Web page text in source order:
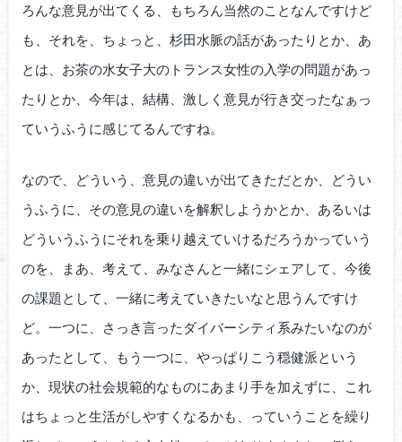
ろんな意見が出てくる、もちろん当然のことなんですけど
も、それを、ちょっと、杉田水脈の話があったりとか、あ
とは、お茶の水女子大のトランス女性の入学の問題があっ
たりとか、今年は、結構、激しく意見が行き交ったなぁっ
ていうふうに感じてるんですね。
なので、どういう、意見の違いが出てきただとか、どうい
うふうに、その意見の違いを解釈しようかとか、あるいは
どういうふうにそれを乗り越えていけるだろうかっていう
のを、まあ、考えて、みなさんと一緒にシェアして、今後
の課題として、一緒に考えていきたいなと思うんですけ
ど。一つに、さっき言ったダイバーシティ系みたいなのが
あったとして、もう一つに、やっぱりこう穏健派という
か、現状の社会規範的なものにあまり手を加えずに、これ
はちょっと生活がしやすくなるかも、っていうことを繰り